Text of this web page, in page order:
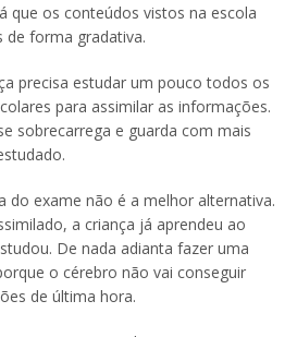
que os conteúdos vistos na escola
de forma gradativa.
precisa estudar um pouco todos os
para assimilar as informações.
sobrecarrega e guarda com mais
do exame não é a melhor alternativa.
a criança já aprendeu ao
De nada adianta fazer uma
o cérebro não vai conseguir
de última hora.